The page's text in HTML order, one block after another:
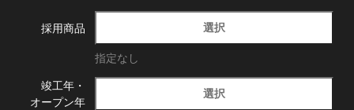
採用商品 選択
指定なし
竣工年・
オープン年
選択